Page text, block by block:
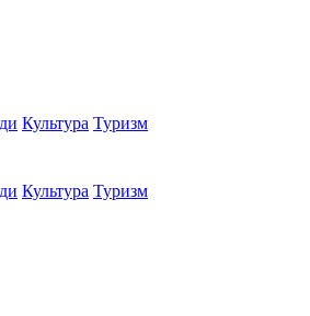
Культура Туризм
Культура Туризм